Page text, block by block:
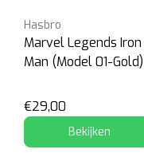
Hasbro
Marvel Legends Iron
Man (Model 01-Gold)
€29,00
Bekijken